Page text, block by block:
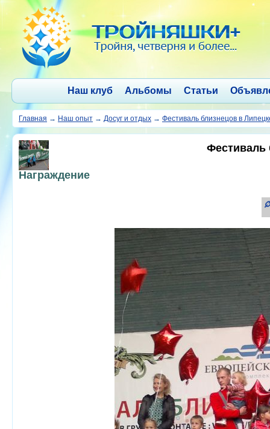
Наш клуб Альбомы Статьи
Главная → Наш опыт → Досуг и отдых → Фестиваль близнецов в
Фестиваль
Награждение